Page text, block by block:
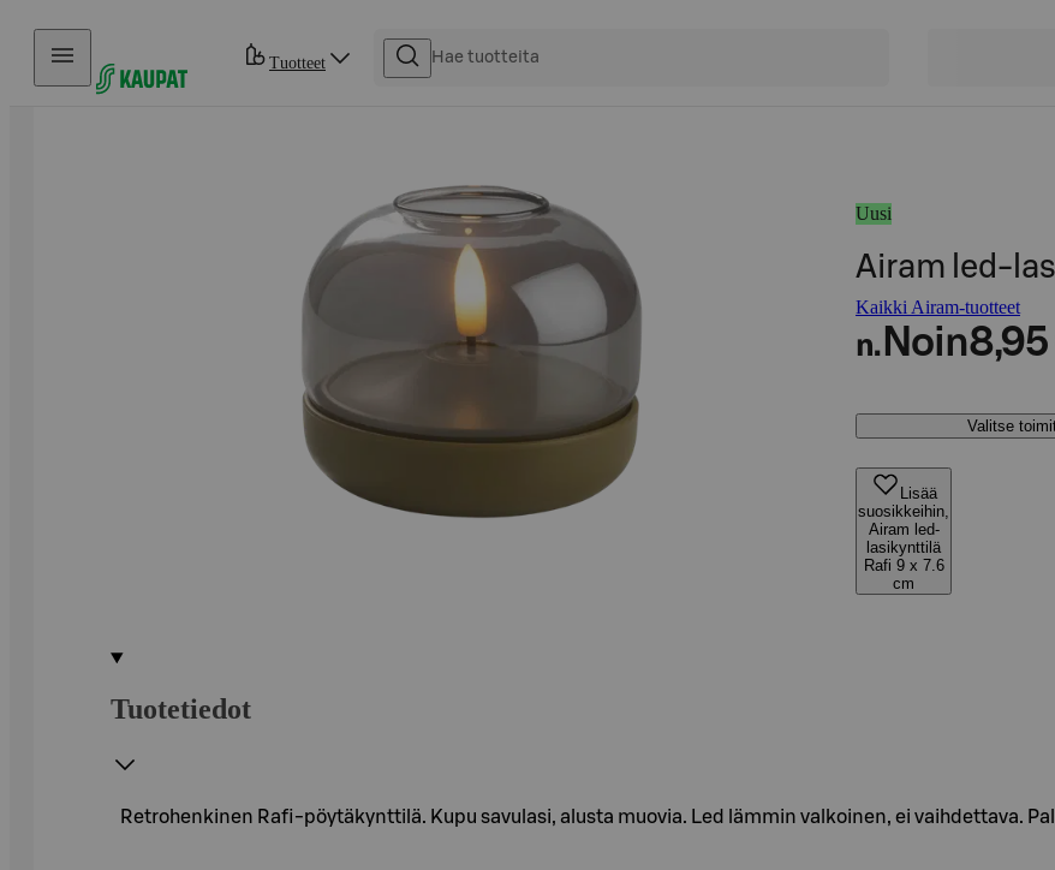
Hyppää sisältöön
Tuotteet
Uusi
Airam led-
Kaikki Airam-tuotteet
n. Noin
Valitse
Lisää
suosikkeihin,
Airam led-
lasikynttilä
Rafi 9 x 7.6
cm
Tuotetiedot
Retrohenkinen Rafi-pöytäkynttilä. Kupu savulasi, alusta muovia. Led lämmin valkoinen, ei vaihdettava.